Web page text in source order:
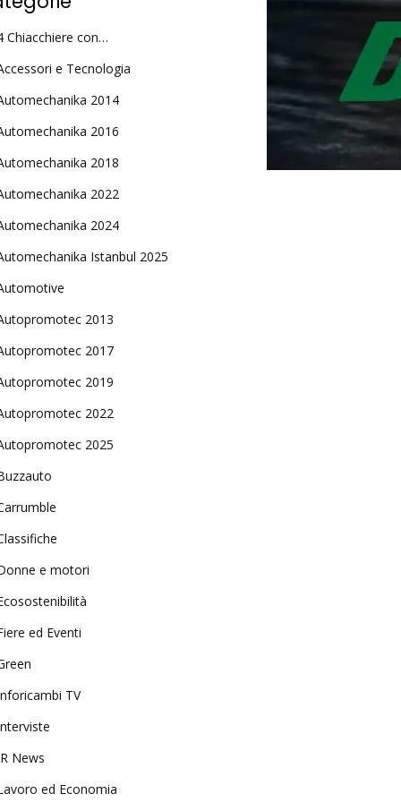
Chiacchiere con…
e Tecnologia
2014
2016
2018
2022
2024
Istanbul 2025
2013
2017
2019
2022
2025
e motori
ed Eventi
TV
News
ed Economia